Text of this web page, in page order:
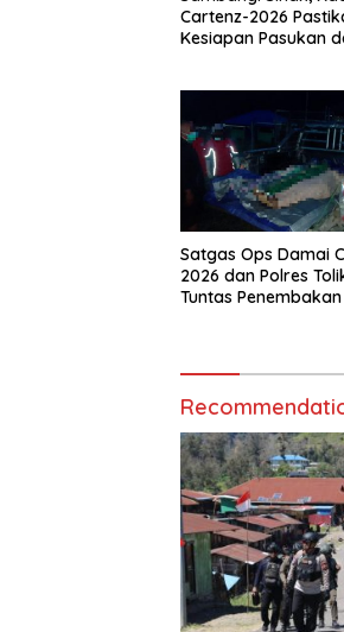
Cartenz-2026
Kesiapan Pasukan
Satgas Ops Damai
2026 dan Polres
Tuntas